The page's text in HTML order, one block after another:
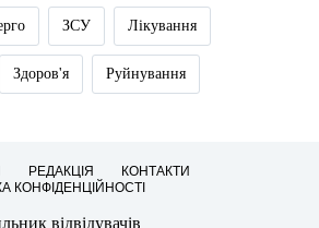
ЗСУ Лікування
Здоров'я Руйнування
РЕДАКЦІЯ
КОНТАКТИ
КОНФІДЕНЦІЙНОСТІ